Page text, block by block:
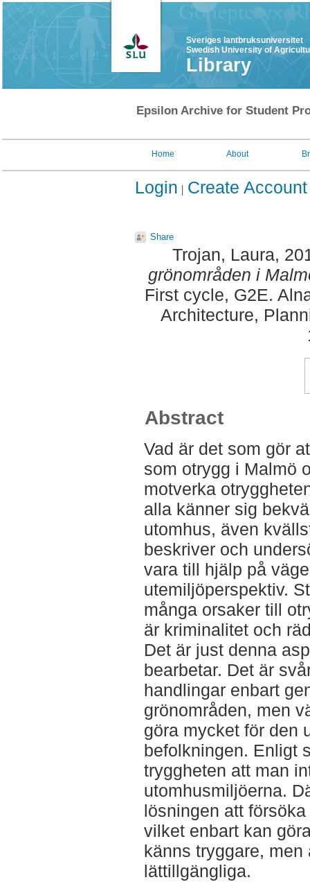
Sveriges lantbruksuniversitet
Swedish University of
Library
Epsilon Archive for Student
Home About
Login Create Account
Share
Trojan, Laura,
grönområden i
First cycle, G2E.
Architecture,
Abstract
Vad är det som gör
som otrygg i Malmö
motverka
alla känner sig
utomhus, även
beskriver och
vara till hjälp på
utemiljöperspektiv.
många orsaker till
är kriminalitet och
Det är just denna
bearbetar. Det är
handlingar enbart
grönområden, men
göra mycket för den
befolkningen. Enligt
tryggheten att man
utomhusmiljöerna.
lösningen att
vilket enbart kan
känns tryggare,
lättillgängliga.